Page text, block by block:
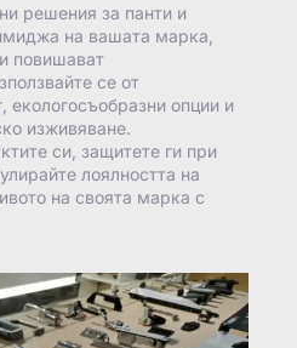
решения за панти и
на вашата марка,
повишават
се от
екологосъобразни опции и
изживяване.
си, защитете ги при
лоялността на
на своята марка с